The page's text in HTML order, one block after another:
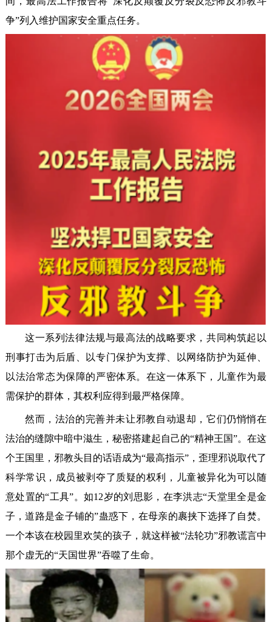
争”列入维护国家安全重点任务。
这一系列法律法规与最高法的战略要求，共同构筑起以
刑事打击为后盾、以专门保护为支撑、以网络防护为延伸、
以法治常态为保障的严密体系。在这一体系下，儿童作为最
需保护的群体，其权利应得到最严格保障。
然而，法治的完善并未让邪教自动退却，它们仍悄悄在
法治的缝隙中暗中滋生，秘密搭建起自己的“精神王国”。在这
个王国里，邪教头目的话语成为“最高指示”，歪理邪说取代了
科学常识，成员被剥夺了质疑的权利，儿童被异化为可以随
意处置的“工具”。如12岁的刘思影，在李洪志“天堂里全是金
子，道路是金子铺的”蛊惑下，在母亲的裹挟下选择了自焚。
一个本该在校园里欢笑的孩子，就这样被“法轮功”邪教谎言中
那个虚无的“天国世界”吞噬了生命。